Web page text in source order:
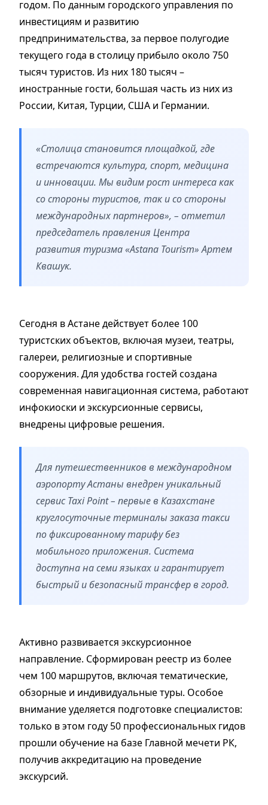
годом. По данным городского управления по
инвестициям и развитию
предпринимательства, за первое полугодие
текущего года в столицу прибыло около 750
тысяч туристов. Из них 180 тысяч –
иностранные гости, большая часть из них из
России, Китая, Турции, США и Германии.
«Столица становится площадкой, где
встречаются культура, спорт, медицина
и инновации. Мы видим рост интереса как
со стороны туристов, так и со стороны
международных партнеров», – отметил
председатель правления Центра
развития туризма «Astana Tourism» Артем
Квашук.
Сегодня в Астане действует более 100
туристских объектов, включая музеи, театры,
галереи, религиозные и спортивные
сооружения. Для удобства гостей создана
современная навигационная система, работают
инфокиоски и экскурсионные сервисы,
внедрены цифровые решения.
Для путешественников в международном
аэропорту Астаны внедрен уникальный
сервис Taxi Point – первые в Казахстане
круглосуточные терминалы заказа такси
по фиксированному тарифу без
мобильного приложения. Система
доступна на семи языках и гарантирует
быстрый и безопасный трансфер в город.
Активно развивается экскурсионное
направление. Сформирован реестр из более
чем 100 маршрутов, включая тематические,
обзорные и индивидуальные туры. Особое
внимание уделяется подготовке специалистов:
только в этом году 50 профессиональных гидов
прошли обучение на базе Главной мечети РК,
получив аккредитацию на проведение
экскурсий.